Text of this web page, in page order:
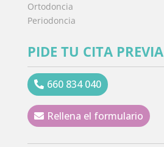
Ortodoncia
Periodoncia
PIDE TU CITA PREVIA
660 834 040
Rellena el formulario